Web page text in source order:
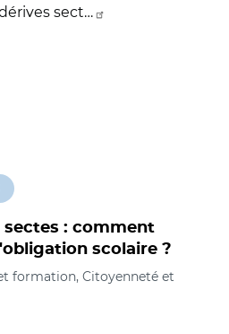
sect…
sectes : comment
scolaire ?
formation, Citoyenneté et